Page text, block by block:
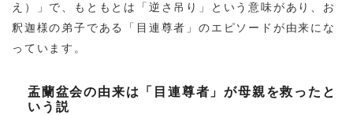
え）」で、もともとは「逆さ吊り」という意味があり、お
釈迦様の弟子である「目連尊者」のエピソードが由来にな
っています。
盂蘭盆会の由来は「目連尊者」が母親を救ったと
いう説